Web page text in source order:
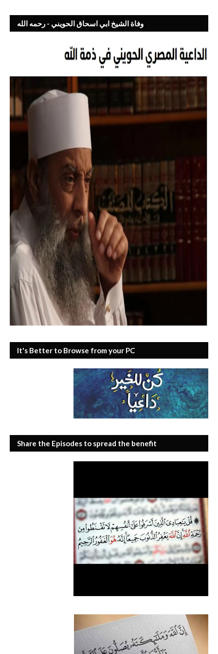
وفاة الشيخ ابي اسحاق الحويني - رحمه الله
It's Better to Browse from your PC
Share the Episodes to spread the benefit